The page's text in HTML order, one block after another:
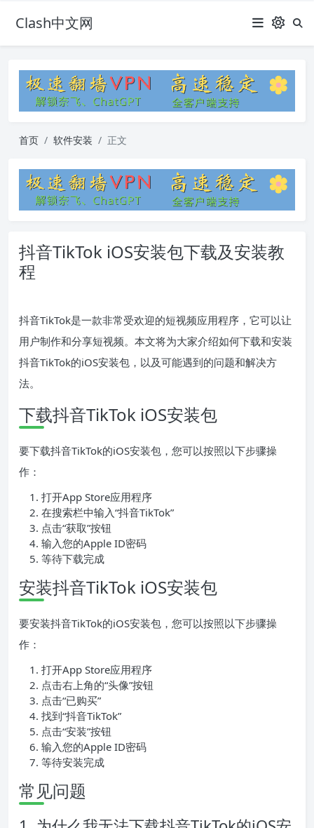
Clash中文网
首页 软件安装 正文
抖音TikTok iOS安装包下载及安装教
程
抖音TikTok是一款非常受欢迎的短视频应用程序，它可以让
用户制作和分享短视频。本文将为大家介绍如何下载和安装
抖音TikTok的iOS安装包，以及可能遇到的问题和解决方
法。
下载抖音TikTok iOS安装包
要下载抖音TikTok的iOS安装包，您可以按照以下步骤操
作：
打开App Store应用程序
在搜索栏中输入“抖音TikTok”
点击“获取”按钮
输入您的Apple ID密码
等待下载完成
安装抖音TikTok iOS安装包
要安装抖音TikTok的iOS安装包，您可以按照以下步骤操
作：
打开App Store应用程序
点击右上角的“头像”按钮
点击“已购买”
找到“抖音TikTok”
点击“安装”按钮
输入您的Apple ID密码
等待安装完成
常见问题